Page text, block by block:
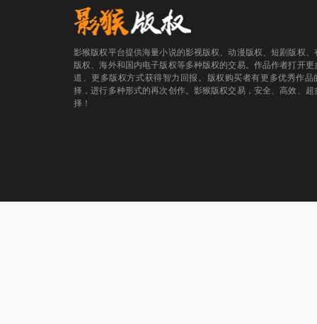
影猴版权平台提供海量小说的影视版权、动漫版权、短剧版权、
版权、海外和国内电子版权等多种版权的交易。作品作者打开更
道、更多版权方式获得智力回报。版权购买者有更多优秀作品
择，进行多种形式的再次创作。影猴版权交易，安全、高效、超
择！